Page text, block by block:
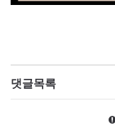
댓글목록